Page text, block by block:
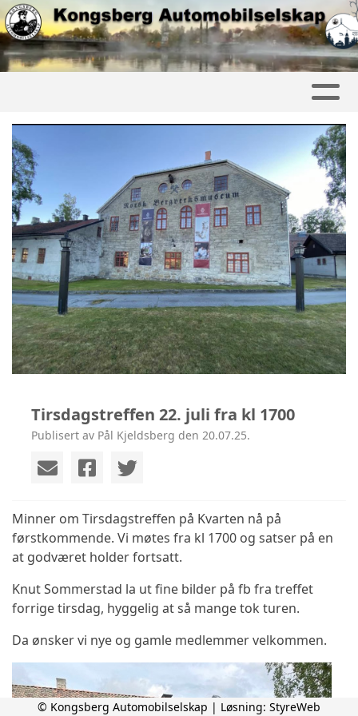
Tirsdagstreffen 22. juli fra kl 1700
Publisert av Pål Kjeldsberg den 20.07.25.
Minner om Tirsdagstreffen på Kvarten nå på
førstkommende. Vi møtes fra kl 1700 og satser på en
at godværet holder fortsatt.
Knut Sommerstad la ut fine bilder på fb fra treffet
forrige tirsdag, hyggelig at så mange tok turen.
Da ønsker vi nye og gamle medlemmer velkommen.
© Kongsberg Automobilselskap | Løsning: StyreWeb